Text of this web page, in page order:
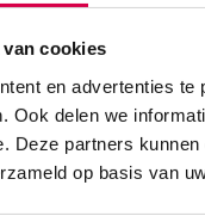
cookies
en advertenties
Ook delen we
Deze partners
op basis van